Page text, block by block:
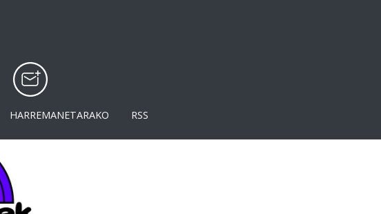
HARREMANETARAKO RSS